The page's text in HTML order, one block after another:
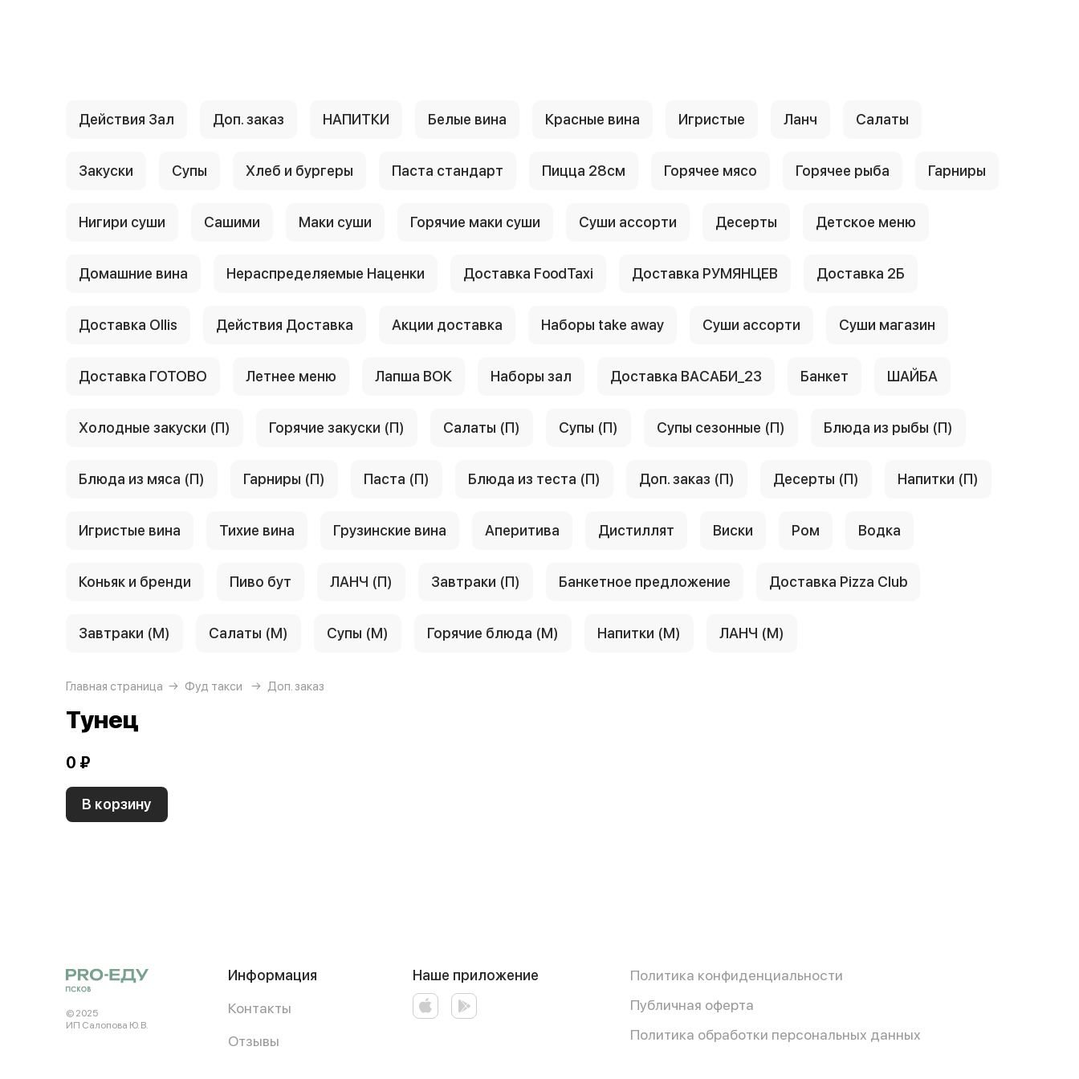
Действия Зал Доп. заказ НАПИТКИ Белые вина Красные вина Игристые Ланч Салаты
Закуски Супы Хлеб и бургеры Паста стандарт Пицца 28см Горячее мясо Горячее рыба Гарниры
Нигири суши Сашими Маки суши Горячие маки суши Суши ассорти Десерты Детское меню
Домашние вина Нераспределяемые Наценки Доставка FoodTaxi Доставка РУМЯНЦЕВ Доставка 2Б
Доставка Ollis Действия Доставка Акции доставка Наборы take away Суши ассорти Суши магазин
Доставка ГОТОВО Летнее меню Лапша ВОК Наборы зал Доставка ВАСАБИ_23 Банкет ШАЙБА
Холодные закуски (П) Горячие закуски (П) Салаты (П) Супы (П) Супы сезонные (П) Блюда из рыбы (П)
Блюда из мяса (П) Гарниры (П) Паста (П) Блюда из теста (П) Доп. заказ (П) Десерты (П) Напитки (П)
Игристые вина Тихие вина Грузинские вина Аперитива Дистиллят Виски Ром Водка
Коньяк и бренди Пиво бут ЛАНЧ (П) Завтраки (П) Банкетное предложение Доставка Pizza Club
Завтраки (М) Салаты (М) Супы (М) Горячие блюда (М) Напитки (М) ЛАНЧ (М)
Главная страница Фуд такси Доп. заказ
Тунец
0 ₽
В корзину
© 2025
ИП Салопова Ю. В.
Информация
Контакты
Отзывы
Наше приложение
Политика конфиденциальности
Публичная оферта
Политика обработки персональных данных